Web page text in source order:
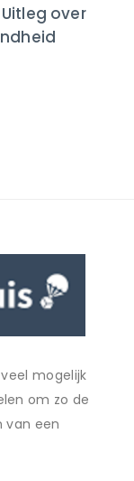
over
mogelijk
om zo de
van een